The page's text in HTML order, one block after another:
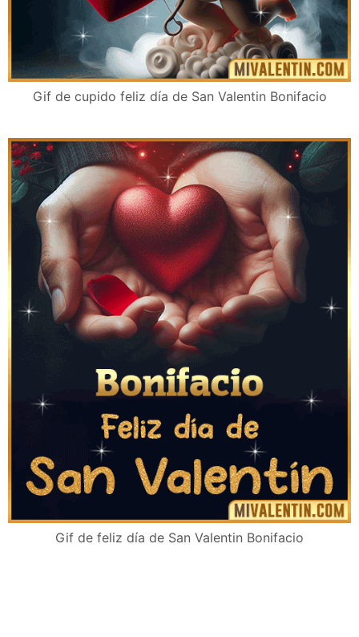
Gif de cupido feliz día de San Valentin Bonifacio
Gif de feliz día de San Valentin Bonifacio